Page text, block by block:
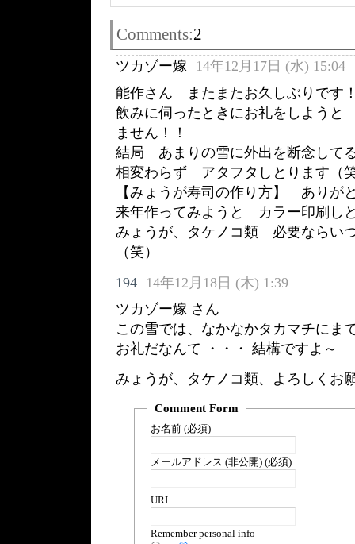
Comments:2
ツカゾー嫁
14年12月17日 (水) 15:04
能作さん またまたお久しぶりです
飲みに伺ったときにお礼をしよう
ません！！
結局 あまりの雪に外出を断念して
相変わらず アタフタしとります（
【みょうが寿司の作り方】 ありが
来年作ってみようと カラー印刷し
みょうが、タケノコ類 必要ならい
（笑）
194
14年12月18日 (木) 1:39
ツカゾー嫁 さん
この雪では、なかなかタカマチにま
お礼だなんて ・・・ 結構ですよ～
みょうが、タケノコ類、よろしくお
Comment Form
お名前 (必須)
メールアドレス (非公開) (必須)
URI
Remember personal info